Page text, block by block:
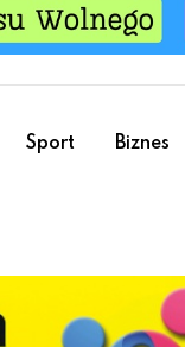
Sport Biznes